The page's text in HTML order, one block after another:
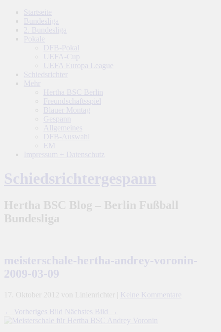
Startseite
Bundesliga
2. Bundesliga
Pokale
DFB-Pokal
UEFA-Cup
UEFA Europa League
Schiedsrichter
Mehr
Hertha BSC Berlin
Freundschaftsspiel
Blauer Montag
Gespann
Allgemeines
DFB-Auswahl
EM
Impressum + Datenschutz
Schiedsrichtergespann
Hertha BSC Blog – Berlin Fußball
Bundesliga
meisterschale-hertha-andrey-voronin-
2009-03-09
17. Oktober 2012 von Linienrichter
Keine Kommentare
← Vorheriges Bild
Nächstes Bild →